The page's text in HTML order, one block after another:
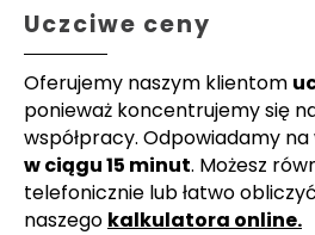
Uczciwe ceny
Oferujemy naszym klientom
ponieważ koncentrujemy się
współpracy. Odpowiadamy
w ciągu 15 minut. Możesz
telefonicznie lub łatwo
naszego kalkulatora online.